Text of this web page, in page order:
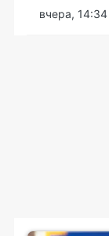
вчера, 14:34